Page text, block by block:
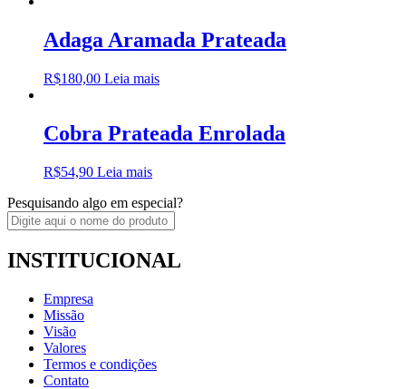
Adaga Aramada Prateada
R$180,00 Leia mais
Cobra Prateada Enrolada
R$54,90 Leia mais
Pesquisando algo em especial?
INSTITUCIONAL
Empresa
Missão
Visão
Valores
Termos e condições
Contato